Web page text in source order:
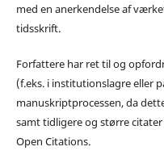
med en anerkendelse af
tidsskrift.
Forfattere har ret til og
(f.eks. i institutionslagre eller
manuskriptprocessen, da
samt tidligere og større
Open Citations.